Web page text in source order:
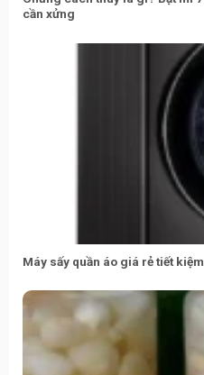
cần xửng
Máy sấy quần áo giá rẻ tiết